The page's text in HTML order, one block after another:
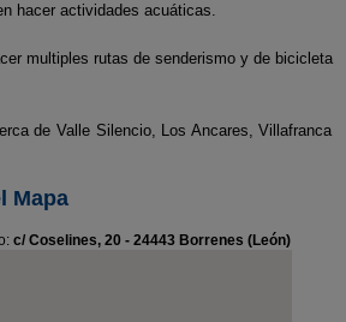
hacer actividades acuáticas.
multiples rutas de senderismo y de bicicleta
de Valle Silencio, Los Ancares, Villafranca
Mapa
c/ Coselines, 20 - 24443 Borrenes (León)